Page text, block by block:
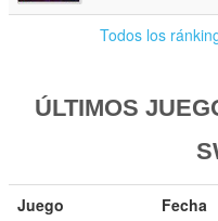
Todos los
ÚLTIMOS
Juego Fecha